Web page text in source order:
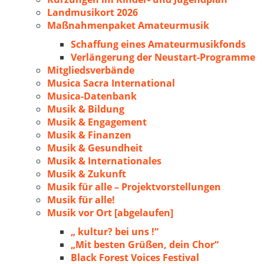
Landmusikort 2026
Maßnahmenpaket Amateurmusik
Schaffung eines Amateurmusikfonds
Verlängerung der Neustart-Programme
Mitgliedsverbände
Musica Sacra International
Musica-Datenbank
Musik & Bildung
Musik & Engagement
Musik & Finanzen
Musik & Gesundheit
Musik & Internationales
Musik & Zukunft
Musik für alle – Projektvorstellungen
Musik für alle!
Musik vor Ort [abgelaufen]
„ kultur? bei uns !“
„Mit besten Grüßen, dein Chor“
Black Forest Voices Festival